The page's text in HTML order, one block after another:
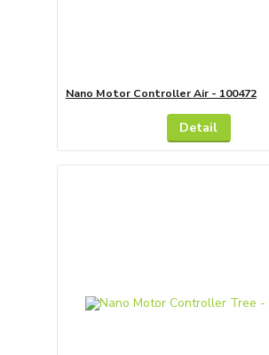
Nano Motor Controller Air - 100472
Detail